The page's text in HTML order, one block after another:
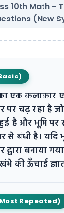
10th Math -
(New
एक कलाकार
पर चढ़ रहा है
है और भूमि
से बंधी है। यदि
द्वारा बनाया
की ऊँचाई
Repeated)